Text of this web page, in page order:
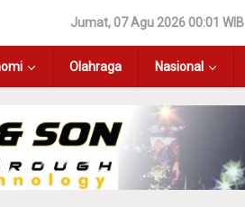
Jumat, 07 Agu 2026 00:01 WIB
Olahraga Nasional